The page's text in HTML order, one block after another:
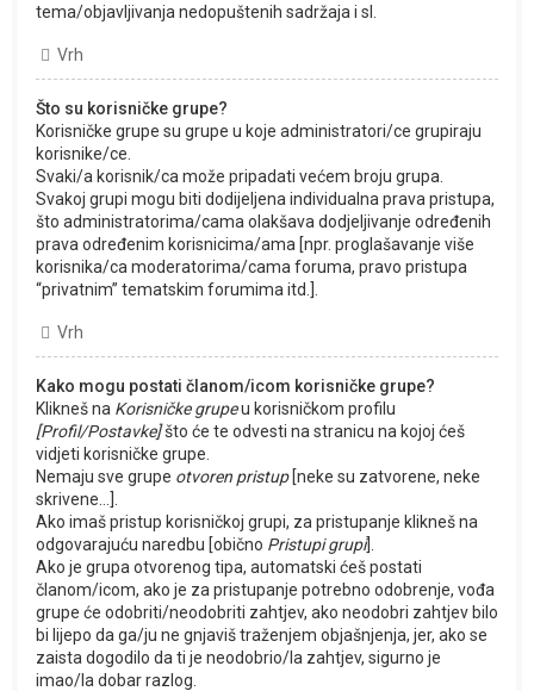
tema/objavljivanja nedopuštenih sadržaja i sl.
Vrh
Što su korisničke grupe?
Korisničke grupe su grupe u koje administratori/ce grupiraju
korisnike/ce.
Svaki/a korisnik/ca može pripadati većem broju grupa.
Svakoj grupi mogu biti dodijeljena individualna prava pristupa,
što administratorima/cama olakšava dodjeljivanje određenih
prava određenim korisnicima/ama [npr. proglašavanje više
korisnika/ca moderatorima/cama foruma, pravo pristupa
“privatnim” tematskim forumima itd.].
Vrh
Kako mogu postati članom/icom korisničke grupe?
Klikneš na Korisničke grupeu korisničkom profilu
[Profil/Postavke]što će te odvesti na stranicu na kojoj ćeš
vidjeti korisničke grupe.
Nemaju sve grupe otvoren pristup[neke su zatvorene, neke
skrivene...].
Ako imaš pristup korisničkoj grupi, za pristupanje klikneš na
odgovarajuću naredbu [obično Pristupi grupi].
Ako je grupa otvorenog tipa, automatski ćeš postati
članom/icom, ako je za pristupanje potrebno odobrenje, vođa
grupe će odobriti/neodobriti zahtjev, ako neodobri zahtjev bilo
bi lijepo da ga/ju ne gnjaviš traženjem objašnjenja, jer, ako se
zaista dogodilo da ti je neodobrio/la zahtjev, sigurno je
imao/la dobar razlog.